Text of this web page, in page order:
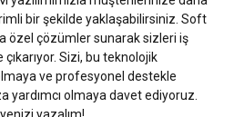
bir şekilde yaklaşabilirsiniz. Soft
özel çözümler sunarak sizleri iş
Sizi, bu teknolojik
ve profesyonel destekle
yardımcı olmaya davet ediyoruz.
yazalım!